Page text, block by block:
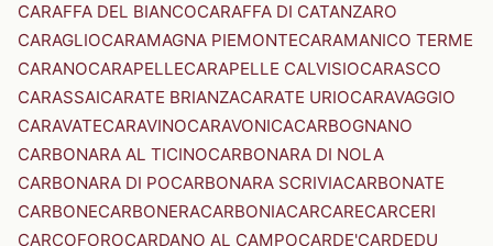
CARAFFA DEL BIANCOCARAFFA DI CATANZARO
CARAGLIOCARAMAGNA PIEMONTECARAMANICO TERME
CARANOCARAPELLECARAPELLE CALVISIOCARASCO
CARASSAICARATE BRIANZACARATE URIOCARAVAGGIO
CARAVATECARAVINOCARAVONICACARBOGNANO
CARBONARA AL TICINOCARBONARA DI NOLA
CARBONARA DI POCARBONARA SCRIVIACARBONATE
CARBONECARBONERACARBONIACARCARECARCERI
CARCOFOROCARDANO AL CAMPOCARDE'CARDEDU